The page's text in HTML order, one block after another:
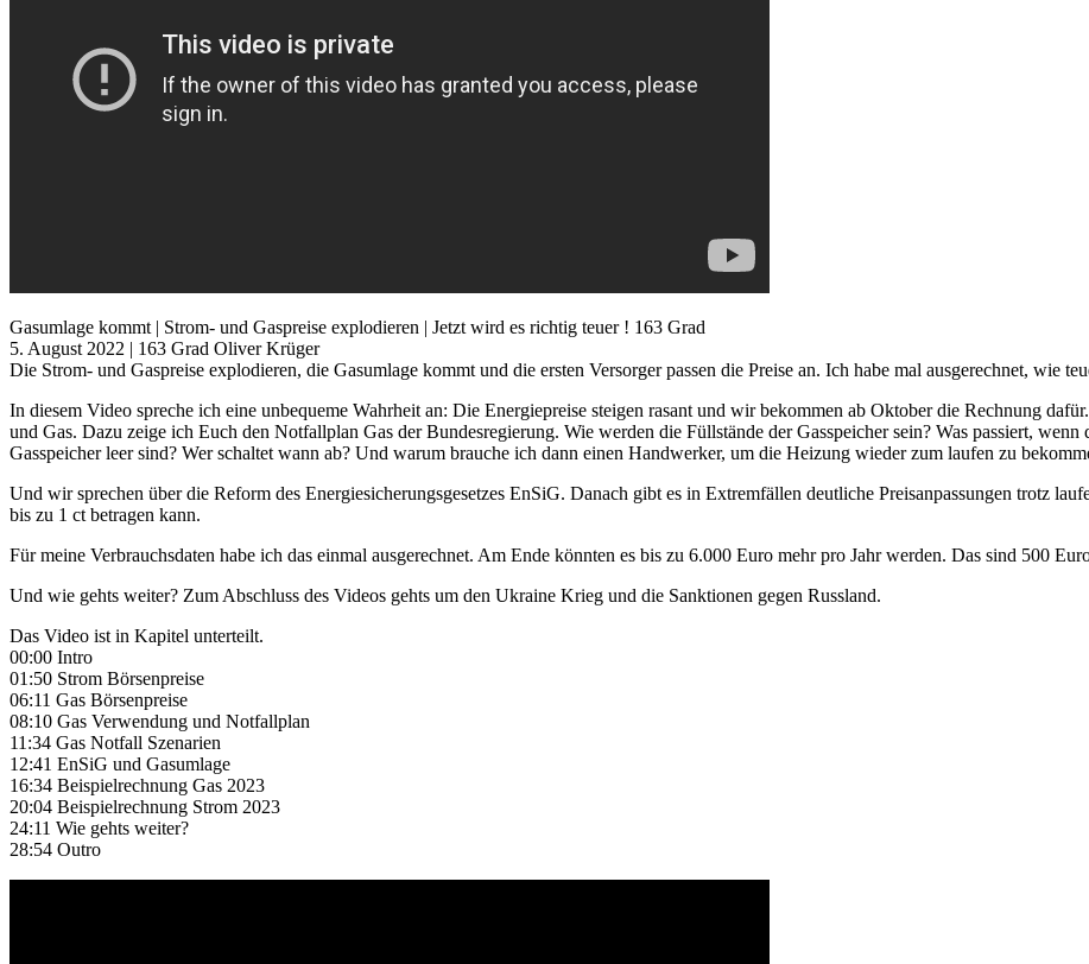
Gasumlage kommt | Strom- und Gaspreise explodieren | Jetzt wird es richtig teuer ! 163 Grad
5. August 2022 | 163 Grad Oliver Krüger
Die Strom- und Gaspreise explodieren, die Gasumlage kommt und die ersten Versorger passen die Preise an. Ich habe mal ausgerechnet, wie
In diesem Video spreche ich eine unbequeme Wahrheit an: Die Energiepreise steigen rasant und wir bekommen ab Oktober die Rechnung
und Gas. Dazu zeige ich Euch den Notfallplan Gas der Bundesregierung. Wie werden die Füllstände der Gasspeicher sein? Was passiert,
Gasspeicher leer sind? Wer schaltet wann ab? Und warum brauche ich dann einen Handwerker, um die Heizung wieder zum laufen zu
Und wir sprechen über die Reform des Energiesicherungsgesetzes EnSiG. Danach gibt es in Extremfällen deutliche Preisanpassungen trotz
bis zu 1 ct betragen kann.
Für meine Verbrauchsdaten habe ich das einmal ausgerechnet. Am Ende könnten es bis zu 6.000 Euro mehr pro Jahr werden. Das sind 500
Und wie gehts weiter? Zum Abschluss des Videos gehts um den Ukraine Krieg und die Sanktionen gegen Russland.
Das Video ist in Kapitel unterteilt.
00:00 Intro
01:50 Strom Börsenpreise
06:11 Gas Börsenpreise
08:10 Gas Verwendung und Notfallplan
11:34 Gas Notfall Szenarien
12:41 EnSiG und Gasumlage
16:34 Beispielrechnung Gas 2023
20:04 Beispielrechnung Strom 2023
24:11 Wie gehts weiter?
28:54 Outro